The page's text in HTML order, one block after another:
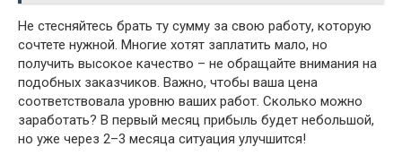
Не стесняйтесь брать ту сумму за свою работу, которую
сочтете нужной. Многие хотят заплатить мало, но
получить высокое качество – не обращайте внимания на
подобных заказчиков. Важно, чтобы ваша цена
соответствовала уровню ваших работ. Сколько можно
заработать? В первый месяц прибыль будет небольшой,
но уже через 2–3 месяца ситуация улучшится!